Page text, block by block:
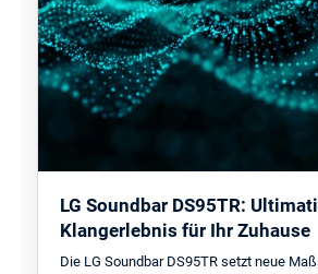
LG Soundbar DS95TR:
Klangerlebnis für Ihr Zuhause
Die LG Soundbar DS95TR setzt neue